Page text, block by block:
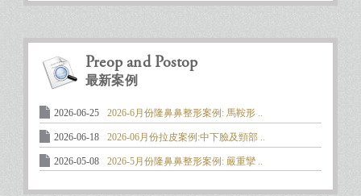
Preop and Postop
最新案例
2026-06-25 2026-6月份隆鼻鼻整形案例: 馬鞍形 ..
2026-06-18 2026-06月份拉皮案例:中下臉及頸部 ..
2026-05-08 2026-5月份隆鼻鼻整形案例: 嚴重攣 ..